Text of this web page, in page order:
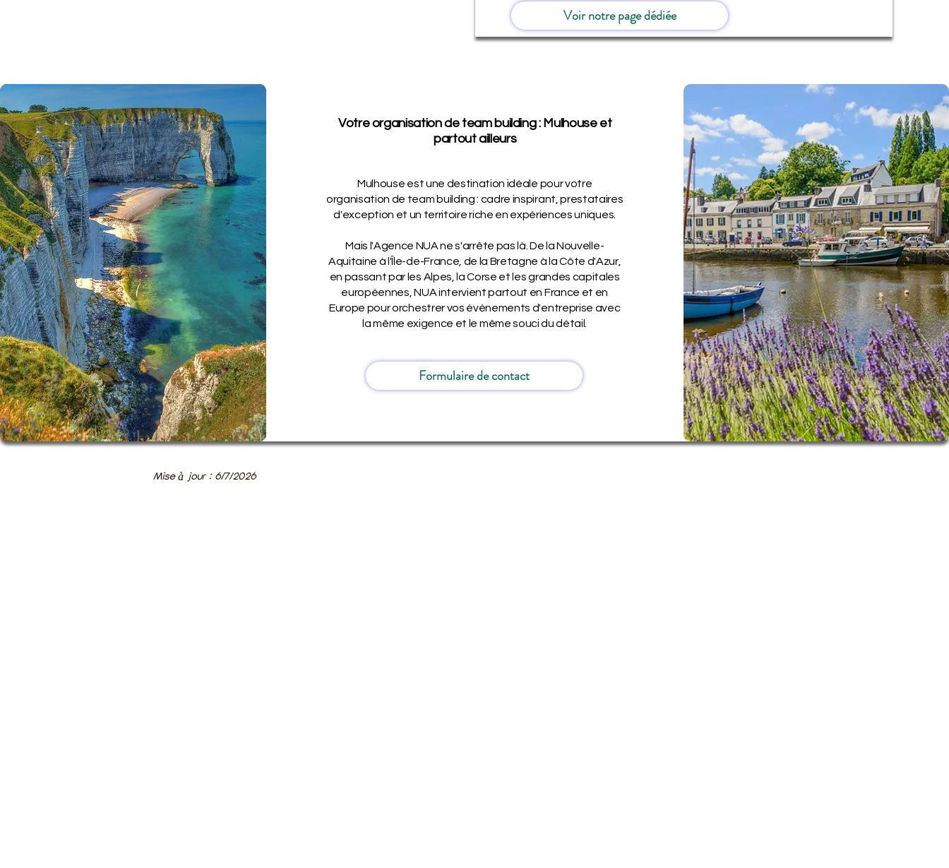
Voir notre page dédiée
Votre organisation de team building : Mulhouse et
partout ailleurs
Mulhouse est une destination idéale pour votre
organisation de team building : cadre inspirant, prestataires
d'exception et un territoire riche en expériences uniques.
Mais l'Agence NUA ne s'arrête pas là. De la Nouvelle-
Aquitaine à l'Île-de-France, de la Bretagne à la Côte d'Azur,
en passant par les Alpes, la Corse et les grandes capitales
européennes, NUA intervient partout en France et en
Europe pour orchestrer vos événements d'entreprise avec
la même exigence et le même souci du détail.
Formulaire de contact
Mise à jour : 6/7/2026